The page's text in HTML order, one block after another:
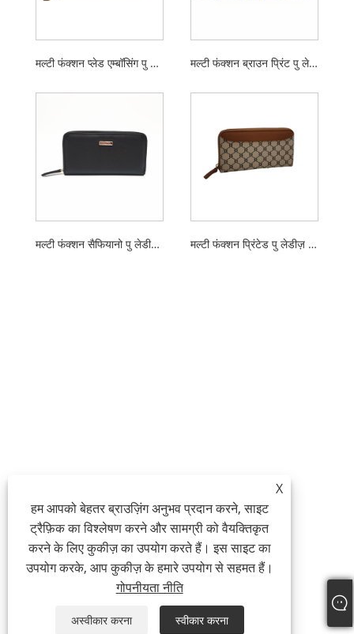
मल्टी फंक्शन प्लेड एम्बॉसिंग पु लेडीज़ लॉन्ग जिपर वॉलेट मल्टी फंक्शन ब्राउन प्रिंट पु लेडीज लॉन्ग जिपर वॉलेट
मल्टी फंक्शन सैफियानो पु लेडीज लॉन्ग जिपर वॉलेट मल्टी फंक्शन प्रिंटेड पु लेडीज़ लॉन्ग जिपर वॉलेट
X
हम आपको बेहतर ब्राउज़िंग अनुभव प्रदान करने, साइट
ट्रैफ़िक का विश्लेषण करने और सामग्री को वैयक्तिकृत
करने के लिए कुकीज़ का उपयोग करते हैं। इस साइट का
उपयोग करके, आप कुकीज़ के हमारे उपयोग से सहमत हैं।
गोपनीयता नीति
अस्वीकार करना स्वीकार करना